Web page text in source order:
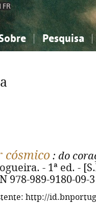
FR
Pesquisa
sociais...
sociais...
cósmico : do
- 1ª ed. -
978-989-9180-09-3
http://